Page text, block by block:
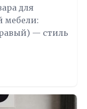
для
мебели:
— стиль